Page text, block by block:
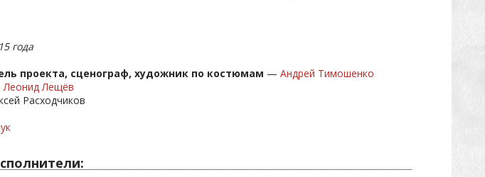
года
проекта, сценограф, художник по костюмам — Андрей Тимошенко
Леонид Лещёв
Расходчиков